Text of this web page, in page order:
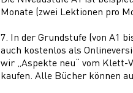
Monate (zwei Lektionen pro
7. In der Grundstufe (von A1
auch kostenlos als
wir „Aspekte neu“ vom Klett-
kaufen. Alle Bücher können